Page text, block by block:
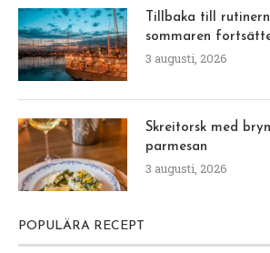
Tillbaka till
sommaren
3 augusti, 2026
Skreitorsk med
parmesan
3 augusti, 2026
POPULÄRA RECEPT